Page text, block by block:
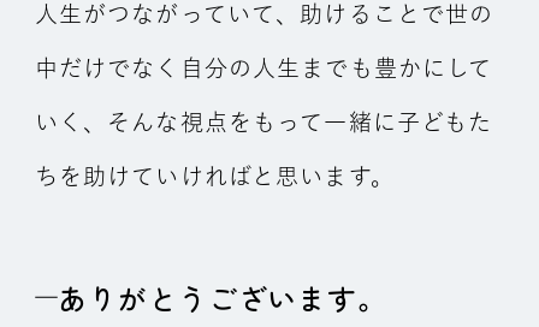
人生がつながっていて、助けることで世の
中だけでなく自分の人生までも豊かにして
いく、そんな視点をもって一緒に子どもた
ちを助けていければと思います。
ありがとうございます。